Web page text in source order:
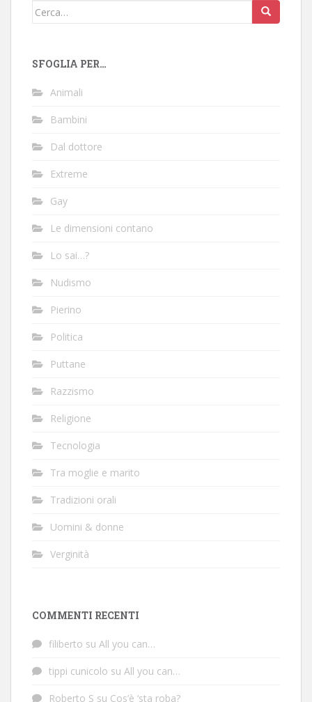
Cerca:
SFOGLIA PER…
Animali
Bambini
Dal dottore
Extreme
Gay
Le dimensioni contano
Lo sai…?
Nudismo
Pierino
Politica
Puttane
Razzismo
Religione
Tecnologia
Tra moglie e marito
Tradizioni orali
Uomini & donne
Verginità
COMMENTI RECENTI
filiberto su All you can…
tippi cunicolo su All you can…
Roberto S su Cos’è ‘sta roba?